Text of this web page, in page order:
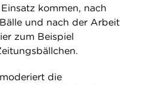
kommen, nach
und nach der Arbeit
zum Beispiel
die